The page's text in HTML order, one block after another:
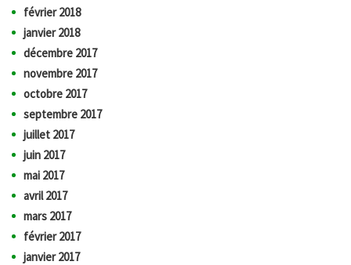
février 2018
janvier 2018
décembre 2017
novembre 2017
octobre 2017
septembre 2017
juillet 2017
juin 2017
mai 2017
avril 2017
mars 2017
février 2017
janvier 2017